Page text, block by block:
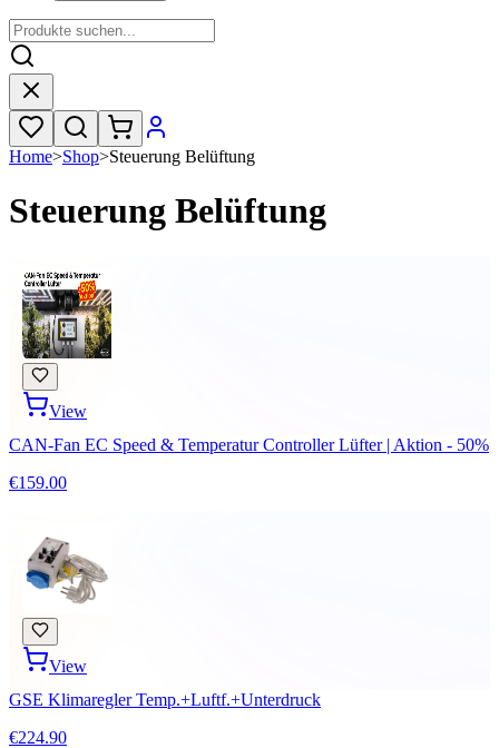
Home>Shop>Steuerung Belüftung
Steuerung Belüftung
View
CAN-Fan EC Speed & Temperatur Controller Lüfter | Aktion - 50%
€159.00
View
GSE Klimaregler Temp.+Luftf.+Unterdruck
€224.90